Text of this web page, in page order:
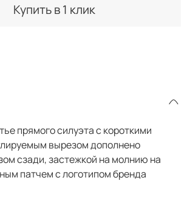
Купить в 1 клик
прямого силуэта с короткими
вырезом дополнено
сзади, застежкой на молнию на
патчем с логотипом бренда